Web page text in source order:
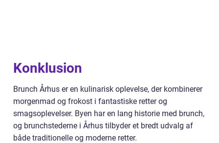
Konklusion
Brunch Århus er en kulinarisk oplevelse, der kombinerer
morgenmad og frokost i fantastiske retter og
smagsoplevelser. Byen har en lang historie med brunch,
og brunchstederne i Århus tilbyder et bredt udvalg af
både traditionelle og moderne retter.